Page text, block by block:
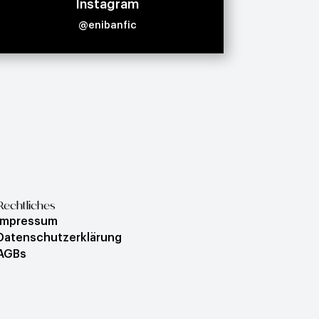
Instagram
@enibanfic